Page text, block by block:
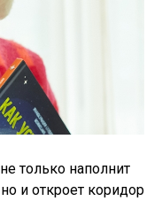
только наполнит
и откроет коридор